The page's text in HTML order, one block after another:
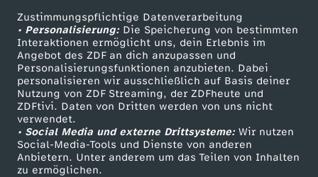
Zustimmungspflichtige Datenverarbeitung
• Personalisierung:Die Speicherung von bestimmten
Interaktionen ermöglicht uns, dein Erlebnis im
Angebot des ZDF an dich anzupassen und
Personalisierungsfunktionen anzubieten. Dabei
personalisieren wir ausschließlich auf Basis deiner
Nutzung von ZDF Streaming, der ZDFheute und
ZDFtivi. Daten von Dritten werden von uns nicht
verwendet.
• Social Media und externe Drittsysteme:Wir nutzen
Social-Media-Tools und Dienste von anderen
Anbietern. Unter anderem um das Teilen von Inhalten
zu ermöglichen.
Livestreams
Sendungen A-Z
TV-Programm
Zuschauerservice
Hilfe
ZDF Unternehmen
Karriere